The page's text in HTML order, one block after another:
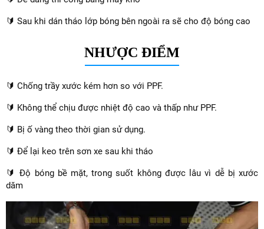
🔰 Sau khi dán tháo lớp bóng bên ngoài ra sẽ cho độ bóng cao
NHƯỢC ĐIỂM
🔰 Chống trầy xước kém hơn so với PPF.
🔰 Không thể chịu được nhiệt độ cao và thấp như PPF.
🔰 Bị ố vàng theo thời gian sử dụng.
🔰 Để lại keo trên sơn xe sau khi tháo
🔰 Độ bóng bề mặt, trong suốt không được lâu vì dễ bị xước
dăm